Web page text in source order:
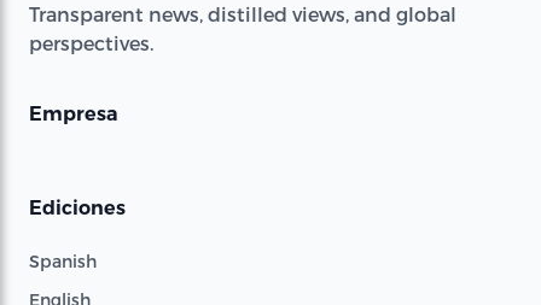
Transparent news, distilled views, and global
perspectives.
Empresa
Ediciones
Spanish
English